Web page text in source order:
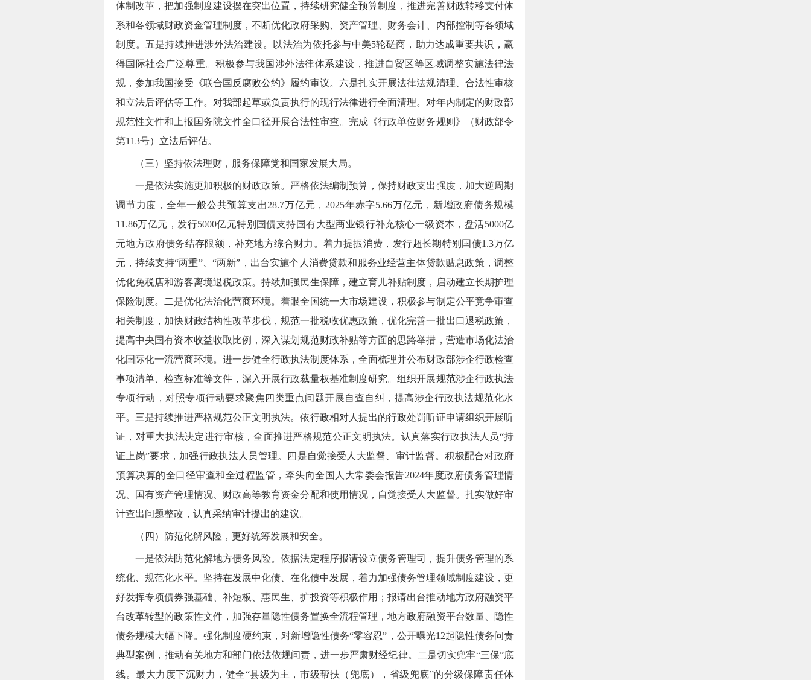
体制改革，把加强制度建设摆在突出位置，持续研究健全预算制度，推进完善财政转移支付体
系和各领域财政资金管理制度，不断优化政府采购、资产管理、财务会计、内部控制等各领域
制度。 五是持续推进涉外法治建设。
以法治为依托参与中美5轮磋商，助力达成重要共识，赢
得国际社会广泛尊重。积极参与我国涉外法律体系建设，推进自贸区等区域调整实施法律法
规，参加我国接受《联合国反腐败公约》履约审议。 六是扎实开展法律法规清理、合法性审核
和立法后评估等工作。 对我部起草或负责执行的现行法律进行全面清理。 对年内制定的财政部
规范性文件和上报国务院文件全口径开展合法性审查。 完成《行政单位财务规则》（财政部令
第113号）立法后评估。
（三）坚持依法理财，服务保障党和国家发展大局。
一是依法实施更加积极的财政政策。 严格依法编制预算，保持财政支出强度，加大逆周期
调节力度，全年一般公共预算支出28.7万亿元，2025年赤字5.66万亿元，新增政府债务规模
11.86万亿元，发行5000亿元特别国债支持国有大型商业银行补充核心一级资本，盘活5000亿
元地方政府债务结存限额，补充地方综合财力。着力提振消费，发行超长期特别国债1.3万亿
元，持续支持“两重”、“两新”，出台实施个人消费贷款和服务业经营主体贷款贴息政策，调整
优化免税店和游客离境退税政策。持续加强民生保障， 建立育儿补贴制度，启动建立长期护理
保险制度。 二是优化法治化营商环境。着眼全国统一大市场建设，积极参与制定公平竞争审查
相关制度，加快财政结构性改革步伐，规范一批税收优惠政策，优化完善一批出口退税政策，
提高中央国有资本收益收取比例，深入谋划规范财政补贴等方面的思路举措，营造市场化法治
化国际化一流营商环境。进一步健全行政执法制度体系，全面梳理并公布财政部涉企行政检查
事项清单、检查标准等文件，深入开展行政裁量权基准制度研究。组织开展规范涉企行政执法
专项行动，对照专项行动要求聚焦四类重点问题开展自查自纠，提高涉企行政执法规范化水
平。 三是持续推进严格规范公正文明执法。依行政相对人提出的行政处罚听证申请组织开展听
证，对重大执法决定进行审核，全面推进严格规范公正文明执法。认真落实行政执法人员“持
证上岗”要求，加强行政执法人员管理。
四是自觉接受人大监督、审计监督。积极配合对政府
预算决算的全口径审查和全过程监管，牵头向全国人大常委会报告2024年度政府债务管理情
况、国有资产管理情况、财政高等教育资金分配和使用情况，自觉接受人大监督。 扎实做好审
计查出问题整改，认真采纳审计提出的建议。
（四）防范化解风险，更好统筹发展和安全。
一是依法防范化解地方债务风险。依据法定程序报请设立债务管理司，提升债务管理的系
统化、规范化水平。坚持在发展中化债、在化债中发展，着力加强债务管理领域制度建设，更
好发挥专项债券强基础、补短板、惠民生、扩投资等积极作用；报请出台推动地方政府融资平
台改革转型的政策性文件，加强存量隐性债务置换全流程管理，地方政府融资平台数量、隐性
债务规模大幅下降。强化制度硬约束，对新增隐性债务“零容忍”，公开曝光12起隐性债务问责
典型案例，推动有关地方和部门依法依规问责，进一步严肃财经纪律。
二是切实兜牢“三保”底
线。最大力度下沉财力，健全“县级为主，市级帮扶（兜底），省级兜底”的分级保障责任体